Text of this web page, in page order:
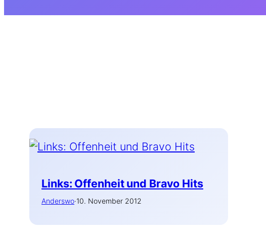
Links: Offenheit und Bravo Hits
Anderswo·10. November 2012